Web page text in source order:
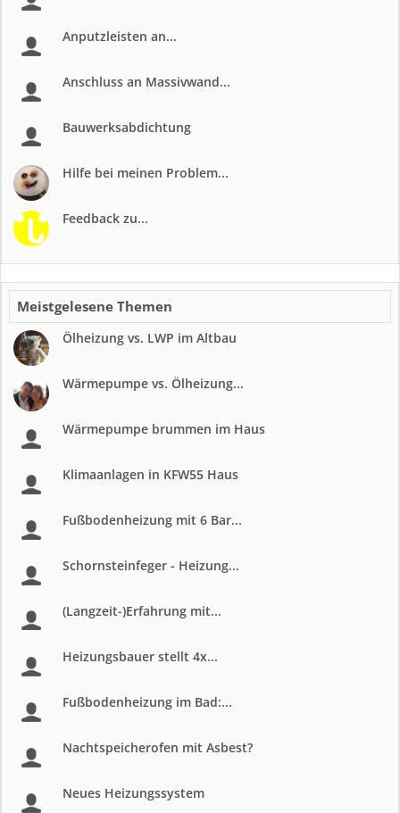
Anputzleisten an...
Anschluss an Massivwand...
Bauwerksabdichtung
Hilfe bei meinen Problem...
Feedback zu...
Meistgelesene Themen
Ölheizung vs. LWP im Altbau
Wärmepumpe vs. Ölheizung...
Wärmepumpe brummen im Haus
Klimaanlagen in KFW55 Haus
Fußbodenheizung mit 6 Bar...
Schornsteinfeger - Heizung...
(Langzeit-)Erfahrung mit...
Heizungsbauer stellt 4x...
Fußbodenheizung im Bad:...
Nachtspeicherofen mit Asbest?
Neues Heizungssystem